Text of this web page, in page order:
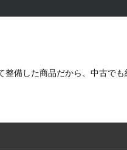
整備した商品だから、中古で